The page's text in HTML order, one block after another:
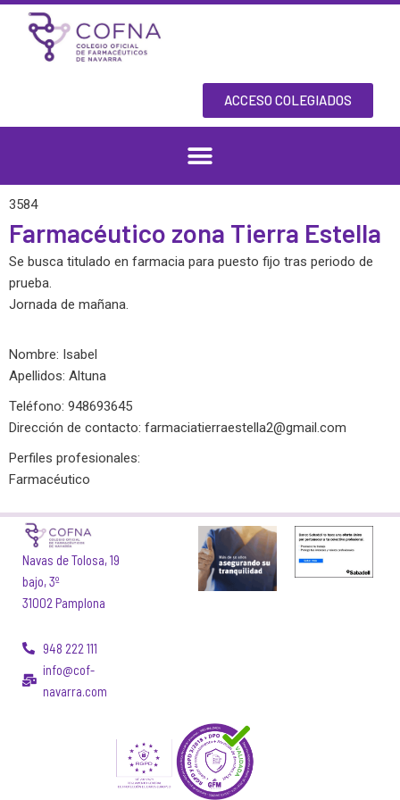
Skip
content
ACCESO COLEGIADOS
3584
Farmacéutico zona Tierra Estella
Se busca titulado en farmacia para puesto fijo tras periodo de
prueba.
Jornada de mañana.
Nombre: Isabel
Apellidos: Altuna
Teléfono: 948693645
Dirección de contacto: farmaciatierraestella2@gmail.com
Perfiles profesionales:
Farmacéutico
Navas de Tolosa, 19
bajo, 3º
31002 Pamplona
948 222 111
info@cof-
navarra.com